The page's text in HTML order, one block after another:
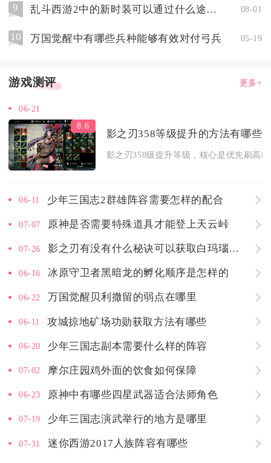
9 乱斗西游2中的新时装可以通过什么途径获得 08-01
10 万国觉醒中有哪些兵种能够有效对付弓兵 05-19
游戏测评 更多+
06-21
8.6
影之刃358等级提升的方法有哪些
影之刃358级提升等级，核心是优先刷高
06-11 少年三国志2群雄阵容需要怎样的配合
07-07 原神是否需要特殊道具才能登上天云峠
07-26 影之刃有没有什么秘诀可以获取白玛瑙暗器
06-16 冰原守卫者黑暗龙的孵化顺序是怎样的
06-22 万国觉醒贝利撒留的弱点在哪里
06-11 攻城掠地矿场功勋获取方法有哪些
06-20 少年三国志副本需要什么样的阵容
07-02 摩尔庄园鸡外面的饮食如何保障
06-23 原神中有哪些四星武器适合法师角色
07-19 少年三国志演武举行的地方是哪里
07-31 迷你西游2017人族阵容有哪些